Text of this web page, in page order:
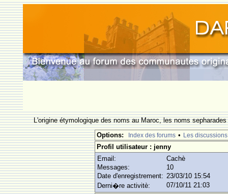
L'origine étymologique des noms au Maroc, les noms
Options:
Index des forums • Les discussions
Profil utilisateur : jenny
Email:
Cachè
Messages:
10
Date d'enregistrement: 23/03/10 15:54
Derni�re activitè:
07/10/11 21:03